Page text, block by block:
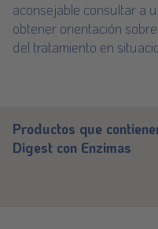
aconsejable consultar a
obtener orientación
del tratamiento en
Productos que
Digest con Enzimas